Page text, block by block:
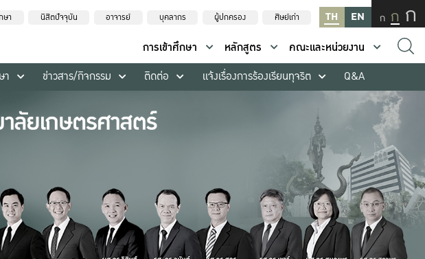
ษา นิสิตปัจจุบัน อาจารย์ บุคลากร ผู้ปกครอง ศิษย์เก่า TH EN ก ก ก
การเข้าศึกษา หลักสูตร
คณะและหน่วยงาน
า ข่าวสาร/กิจกรรม ติดต่อ แจ้งเรื่องการร้องเรียนทุจริต Q&A